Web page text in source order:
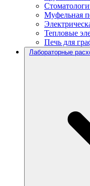
Муфельная
Тепловые
Печь для
Лабораторные